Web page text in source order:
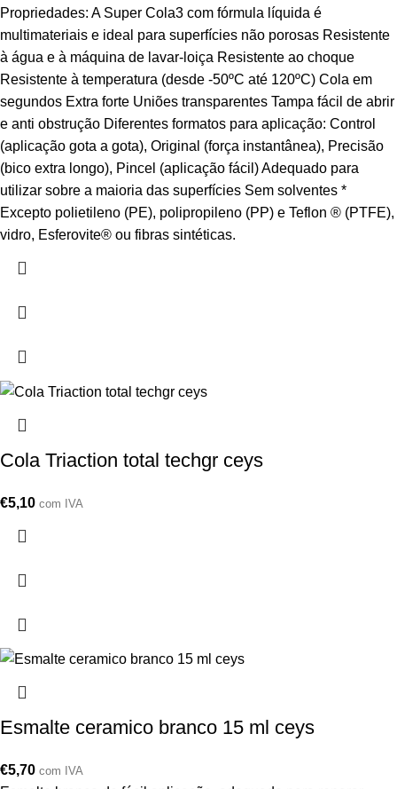
Propriedades: A Super Cola3 com fórmula líquida é
multimateriais e ideal para superfícies não porosas Resistente
à água e à máquina de lavar-loiça Resistente ao choque
Resistente à temperatura (desde -50ºC até 120ºC) Cola em
segundos Extra forte Uniões transparentes Tampa fácil de abrir
e anti obstrução Diferentes formatos para aplicação: Control
(aplicação gota a gota), Original (força instantânea), Precisão
(bico extra longo), Pincel (aplicação fácil) Adequado para
utilizar sobre a maioria das superfícies Sem solventes *
Excepto polietileno (PE), polipropileno (PP) e Teflon ® (PTFE),
vidro, Esferovite® ou fibras sintéticas.
Cola Triaction total techgr ceys
€5,10 com IVA
Esmalte ceramico branco 15 ml ceys
€5,70 com IVA